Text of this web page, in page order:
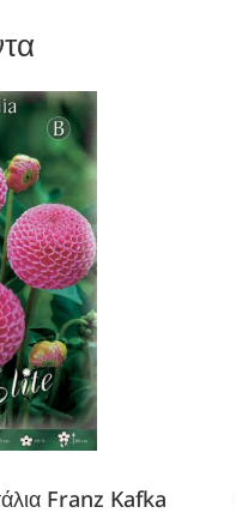
Franz Kafka